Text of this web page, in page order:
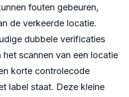
fouten gebeuren,
de verkeerde locatie.
dubbele verificaties
scannen van een locatie
korte controlecode
label staat. Deze kleine